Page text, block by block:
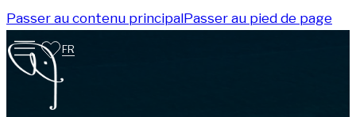
Passer au contenu principalPasser au pied de page
FR